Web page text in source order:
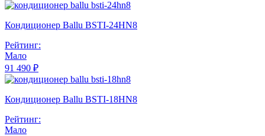
Кондиционер Ballu BSTI-24HN8
Рейтинг:
Мало
91 490 ₽
Кондиционер Ballu BSTI-18HN8
Рейтинг:
Мало